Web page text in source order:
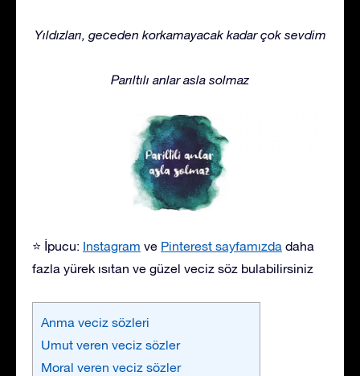
Yıldızları, geceden korkamayacak kadar çok sevdim
Parıltılı anlar asla solmaz
⭐ İpucu: Instagram ve Pinterest sayfamızda daha
fazla yürek ısıtan ve güzel veciz söz bulabilirsiniz
Anma veciz sözleri
Umut veren veciz sözler
Moral veren veciz sözler